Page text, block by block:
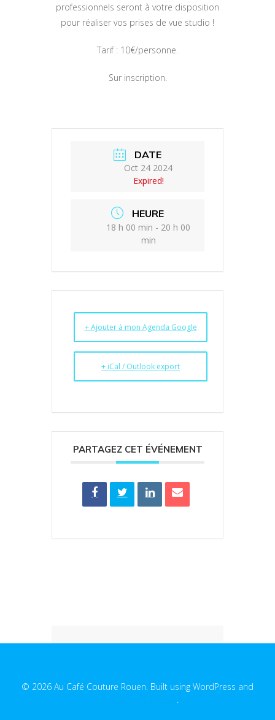
professionnels seront à votre disposition
pour réaliser vos prises de vue studio !
Tarif : 10€/personne.
Sur inscription.
DATE
Oct 24 2024
Expired!
HEURE
18 h 00 min - 20 h 00
min
+ Ajouter à mon Agenda Google
+ iCal / Outlook export
PARTAGEZ CET ÉVÉNEMENT
© 2026 Au Café Couture Rouen. Built using WordPress and
.